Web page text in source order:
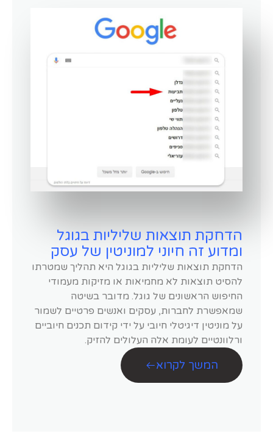
הדחקת תוצאות שליליות בגוגל
ומדוע זה חיוני למוניטין של עסק
הדחקת תוצאות שליליות בגוגל היא תהליך שמטרתו
להסיט תוצאות לא מחמיאות או מזיקות מעמודי
החיפוש הראשונים של גוגל. מדובר בשיטה
שמאפשרת לחברות, עסקים ואנשים פרטיים לשמור
על מוניטין דיגיטלי חיובי על ידי קידום תכנים חיוביים
ורלוונטיים לעומת אלה העלולים להזיק.
המשך לקרוא